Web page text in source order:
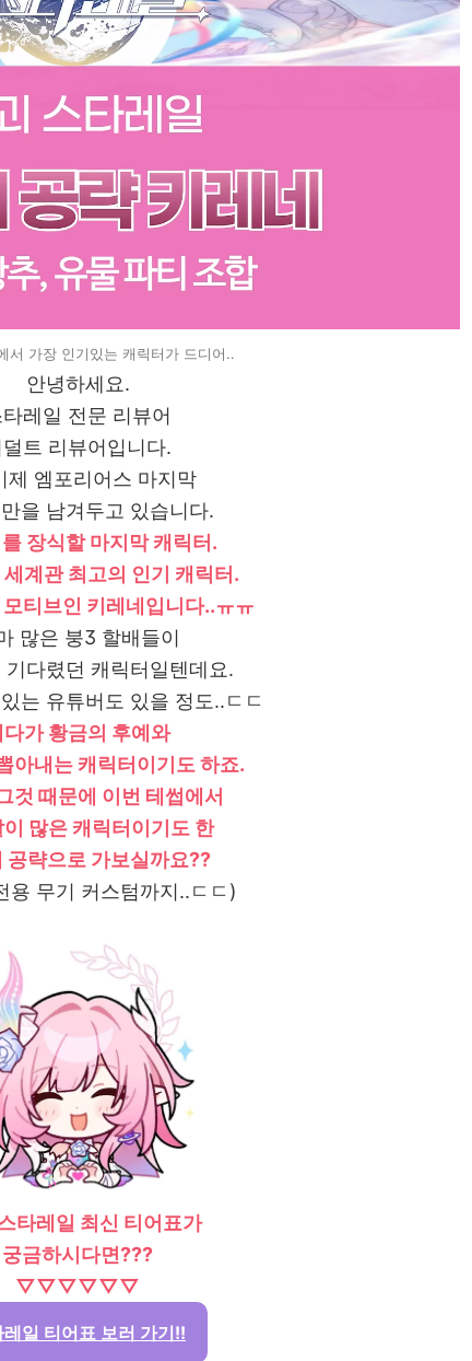
서 가장 인기있는 캐릭터가 드디어..
안녕하세요.
타레일 전문 리뷰어
덜트 리뷰어입니다.
제 엠포리어스 마지막
을 남겨두고 있습니다.
장식할 마지막 캐릭터.
계관 최고의 인기 캐릭터.
티브인 키레네입니다..ㅠㅠ
많은 붕3 할배들이
기다렸던 캐릭터일텐데요.
는 유튜버도 있을 정도..ㄷㄷ
다가 황금의 후예와
아내는 캐릭터이기도 하죠.
것 때문에 이번 테썹에서
이 많은 캐릭터이기도 한
공략으로 가보실까요??
용 무기 커스텀까지..ㄷㄷ)
타레일 최신 티어표가
궁금하시다면???
▽▽▽▽▽▽
레일 티어표 보러 가기!!